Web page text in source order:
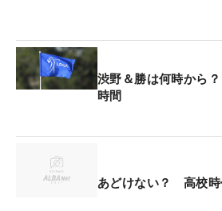
ポイント面でも特徴がある。メ
会の優勝が500ptであるのに対
それぞれに付与される。一方で
ため、個人戦とはやや異なる位
現在ポイントランキング109位
渋野＆勝は何時から
時間
あどけない？ 高校時